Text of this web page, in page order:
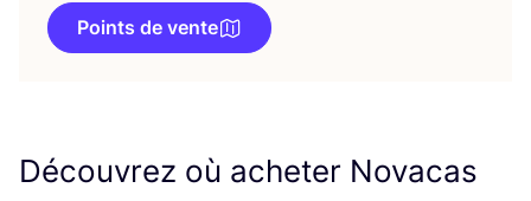
Points de vente
Découvrez où acheter Novacas